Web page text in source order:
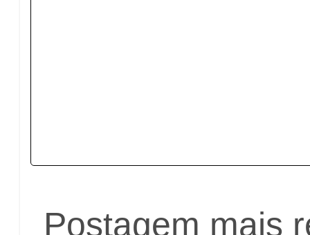
Postagem mais